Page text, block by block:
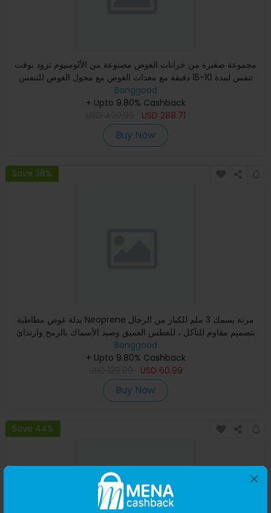
×
مجموعة صغيرة من خزانات الغوص مصنوعة من الألومنيوم تزود بوقت
تنفس لمدة 10-15 دقيقة مع معدات الغوص مع محول الغوص للتنفس
وش
Banggood
+ Upto 9.80% Cashback
USD 288.71
Buy Now
Save 38%
بدلة غوص مطاطية Neoprene مرنة بسمك 3 ملم للكبار من الرجال
بتصميم مقاوم للتآكل ، للغطس العميق وصيد الأسماك بالرمح وارتدائ
Banggood
+ Upto 9.80% Cashback
USD 60.99
Buy Now
Save 44%